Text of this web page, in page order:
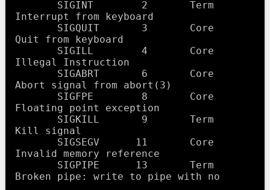
Interrupt from keyboard
Quit from keyboard
Illegal Instruction
Abort signal from abort(3)
Floating point exception
Kill signal
Invalid memory reference
Broken pipe: write to pipe with no